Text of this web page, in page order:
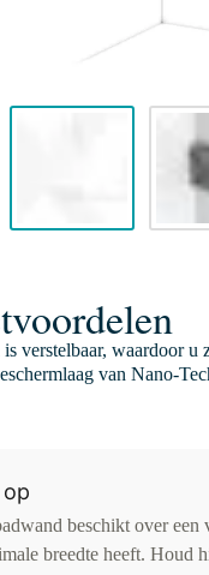
verstelbaar, waardoor u
van Nano-
beschikt over een
breedte heeft. Houd